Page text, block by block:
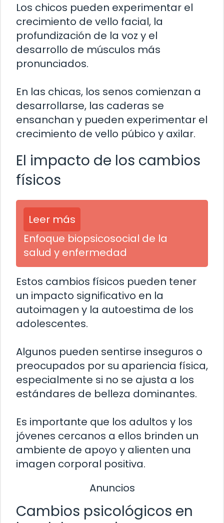
Los chicos pueden experimentar el
crecimiento de vello facial, la
profundización de la voz y el
desarrollo de músculos más
pronunciados.
En las chicas, los senos comienzan a
desarrollarse, las caderas se
ensanchan y pueden experimentar el
crecimiento de vello púbico y axilar.
El impacto de los cambios
físicos
Leer más
Enfoque biopsicosocial de la
salud y enfermedad
Estos cambios físicos pueden tener
un impacto significativo en la
autoimagen y la autoestima de los
adolescentes.
Algunos pueden sentirse inseguros o
preocupados por su apariencia física,
especialmente si no se ajusta a los
estándares de belleza dominantes.
Es importante que los adultos y los
jóvenes cercanos a ellos brinden un
ambiente de apoyo y alienten una
imagen corporal positiva.
Anuncios
Cambios psicológicos en